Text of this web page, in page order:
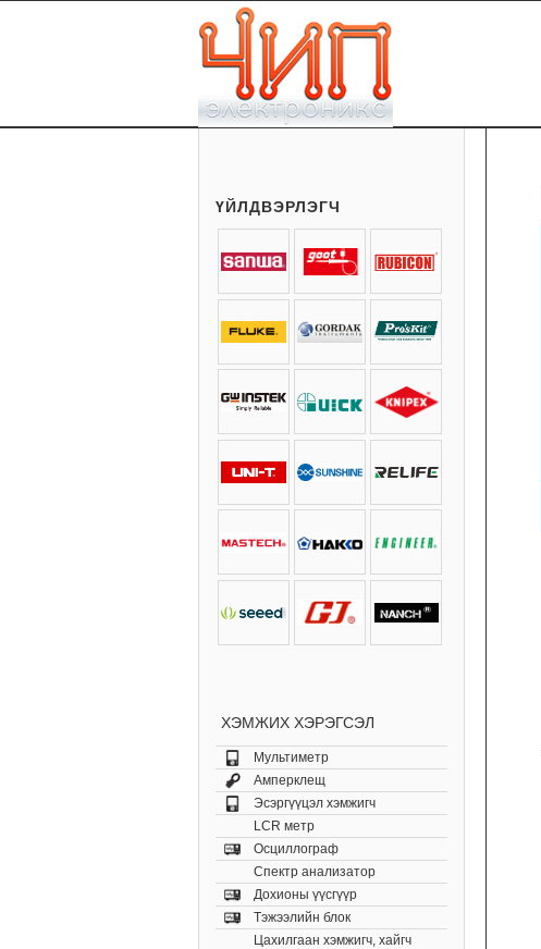
ҮЙЛДВЭРЛЭГЧ
ХЭМЖИХ ХЭРЭГСЭЛ
Мультиметр
Амперклещ
Эсэргүүцэл хэмжигч
LCR метр
Осциллограф
Спектр анализатор
Дохионы үүсгүүр
Тэжээлийн блок
Цахилгаан хэмжигч, хайгч